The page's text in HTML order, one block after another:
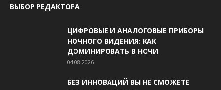
ВЫБОР РЕДАКТОРА
ЦИФРОВЫЕ И АНАЛОГОВЫЕ ПРИБОРЫ
НОЧНОГО ВИДЕНИЯ: КАК
ДОМИНИРОВАТЬ В НОЧИ
04.08.2026
БЕЗ ИННОВАЦИЙ ВЫ НЕ СМОЖЕТЕ